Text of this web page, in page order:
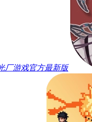
厂游戏官方最新版